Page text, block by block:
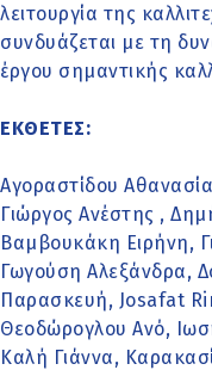
λειτουργία της
συνδυάζεται με τη
έργου σημαντικής
ΕΚΘΕΤΕΣ:
Αγοραστίδου
Γιώργος Ανέστης ,
Βαμβουκάκη Ειρήνη,
Γωγούση Αλεξάνδρα,
Παρασκευή, Josafat
Θεοδώρογλου Ανό,
Καλή Γιάννα,